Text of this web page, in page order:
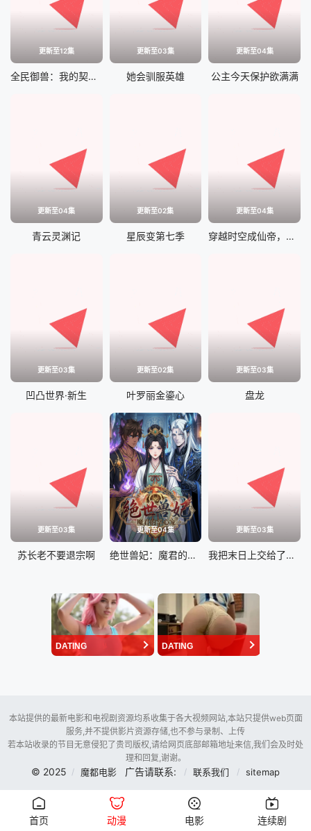
更新至12集
全民御兽：我的契约兽只吃龙族
更新至03集
她会驯服英雄
更新至04集
公主今天保护欲满满
更新至04集
青云灵渊记
更新至02集
星辰变第七季
更新至04集
穿越时空成仙帝，系统迟到八万年
更新至03集
凹凸世界·新生
更新至02集
叶罗丽金鎏心
更新至03集
盘龙
更新至03集
苏长老不要退宗啊
更新至04集
绝世兽妃：魔君的掌心宠
更新至03集
我把末日上交给了国家
DATING DATING
本站提供的最新电影和电视剧资源均系收集于各大视频网站,本站只提供web页面
服务,并不提供影片资源存储,也不参与录制、上传
若本站收录的节目无意侵犯了贵司版权,请给网页底部邮箱地址来信,我们会及时处
理和回复,谢谢。
© 2025 魔都电影 广告请联系: 联系我们 sitemap
首页 动漫 电影 连续剧